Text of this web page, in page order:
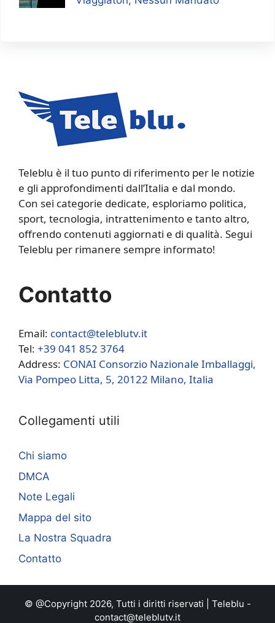
Teleblu è il tuo punto di riferimento per le notizie
e gli approfondimenti dall’Italia e dal mondo.
Con sei categorie dedicate, esploriamo politica,
sport, tecnologia, intrattenimento e tanto altro,
offrendo contenuti aggiornati e di qualità. Segui
Teleblu per rimanere sempre informato!
Contatto
Email: contact@teleblutv.it
Tel: +39 041 852 3764
Address: CONAI Consorzio Nazionale Imballaggi,
Via Pompeo Litta, 5, 20122 Milano, Italia
Collegamenti utili
Chi siamo
DMCA
Note Legali
Mappa del sito
La Nostra Squadra
Contatto
© @Copyright 2026, Tutti i diritti riservati | Teleblu -
contact@teleblutv.it